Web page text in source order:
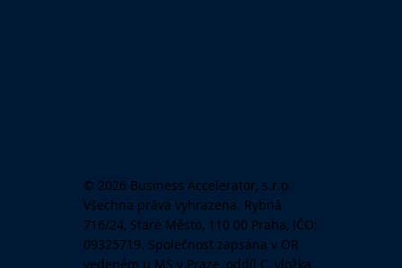
© 2026 Business Accelerator, s.r.o.
Všechna práva vyhrazena. Rybná
716/24, Staré Město, 110 00 Praha, IČO:
09325719. Společnost zapsána v OR
vedeném u MS v Praze, oddíl C, vložka